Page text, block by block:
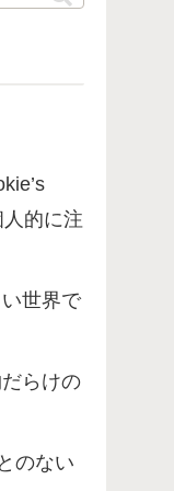
的に注
世界で
らけの
のない